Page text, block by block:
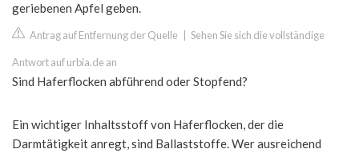
geriebenen Apfel geben.
Antrag auf Entfernung der Quelle Sehen Sie sich die vollständige
Antwort auf urbia.de an
Sind Haferflocken abführend oder Stopfend?
Ein wichtiger Inhaltsstoff von Haferflocken, der die
Darmtätigkeit anregt, sind Ballaststoffe. Wer ausreichend